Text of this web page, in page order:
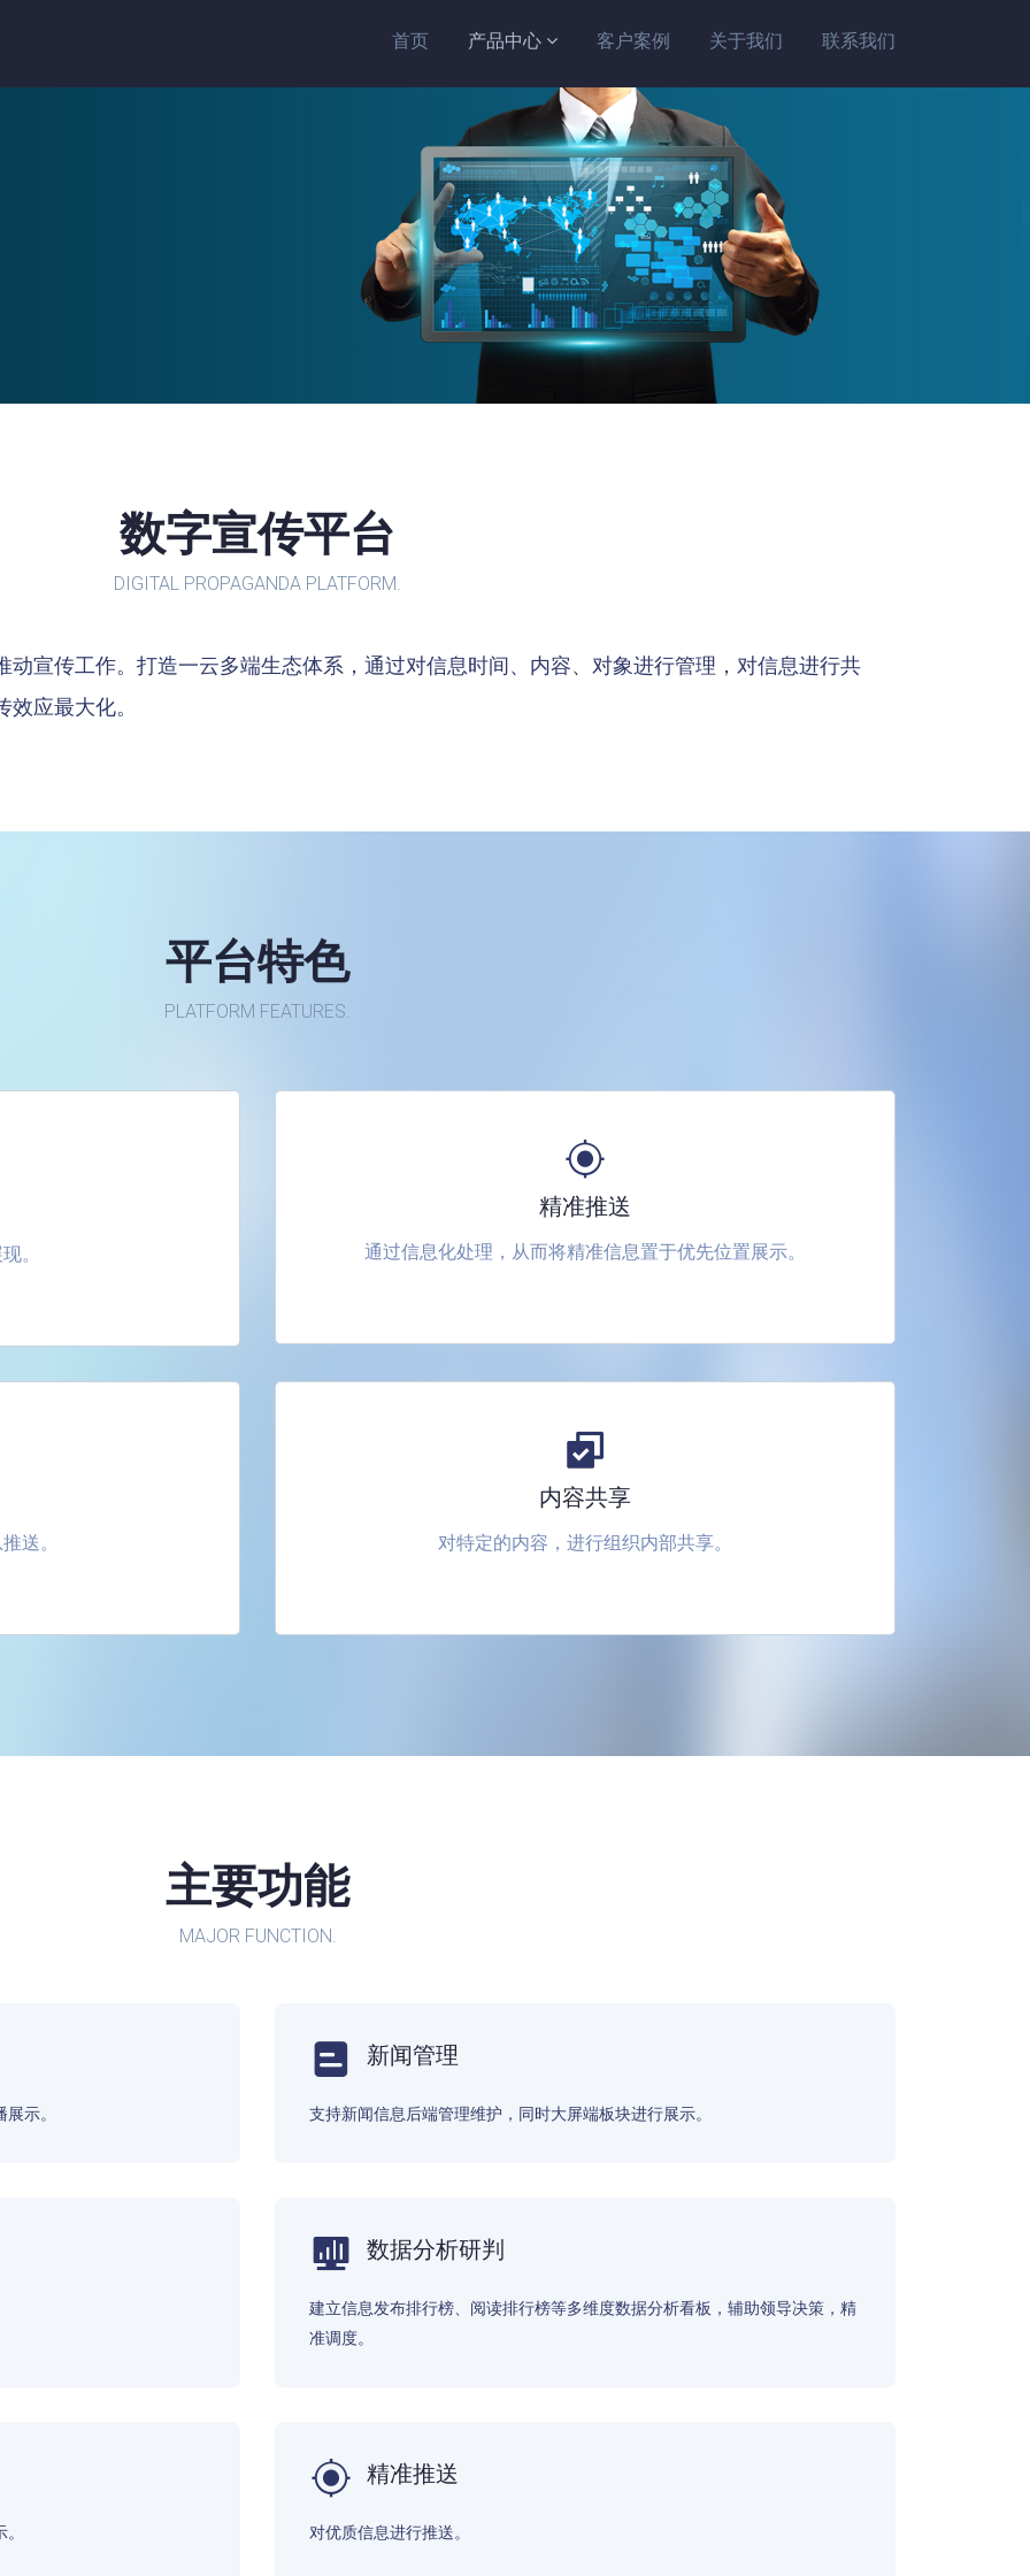
首页 产品中心 客户案例 关于我们 联系我们
数字宣传平台
DIGITAL PROPAGANDA PLATFORM.
动宣传工作。打造一云多端生态体系，通过对信息时间、内容、对象进行管理，对信息进行共
应最大化。
平台特色
PLATFORM FEATURES.
。
精准推送
通过信息化处理，从而将精准信息置于优先位置展示。
送。
内容共享
对特定的内容，进行组织内部共享。
主要功能
MAJOR FUNCTION.
示。
新闻管理
支持新闻信息后端管理维护，同时大屏端板块进行展示。
数据分析研判
建立信息发布排行榜、阅读排行榜等多维度数据分析看板，辅助领导决策，精
准调度。
精准推送
对优质信息进行推送。